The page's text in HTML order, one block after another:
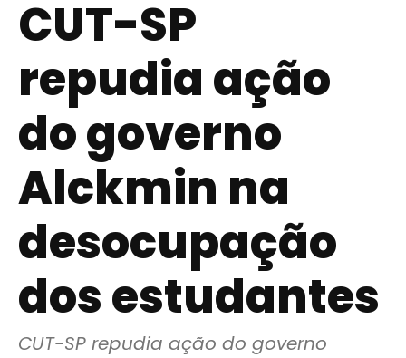
CUT-SP
repudia ação
do governo
Alckmin na
desocupação
dos estudantes
CUT-SP repudia ação do governo